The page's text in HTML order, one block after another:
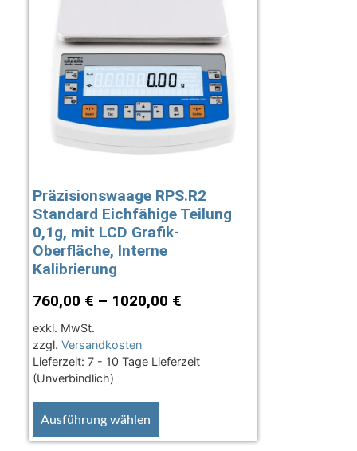
Präzisionswaage RPS.R2
Standard Eichfähige Teilung
0,1g, mit LCD Grafik-
Oberfläche, Interne
Kalibrierung
760,00 € – 1020,00 €
exkl. MwSt.
zzgl. Versandkosten
Lieferzeit: 7 - 10 Tage Lieferzeit
(Unverbindlich)
Ausführung wählen